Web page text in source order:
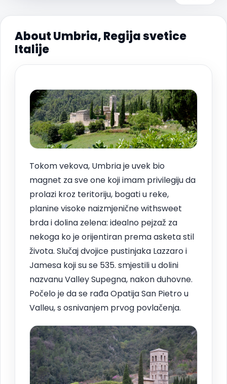
About Umbria, Regija svetice
Italije
Tokom vekova, Umbria je uvek bio
magnet za sve one koji imam privilegiju da
prolazi kroz teritoriju, bogati u reke,
planine visoke naizmjenične withsweet
brda i dolina zelena: idealno pejzaž za
nekoga ko je orijentiran prema asketa stil
života. Slučaj dvojice pustinjaka Lazzaro i
Jamesa koji su se 535. smjestili u dolini
nazvanu Valley Supegna, nakon duhovne.
Počelo je da se rađa Opatija San Pietro u
Valleu, s osnivanjem prvog povlačenja.